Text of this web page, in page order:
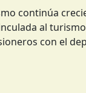
continúa
al
con el